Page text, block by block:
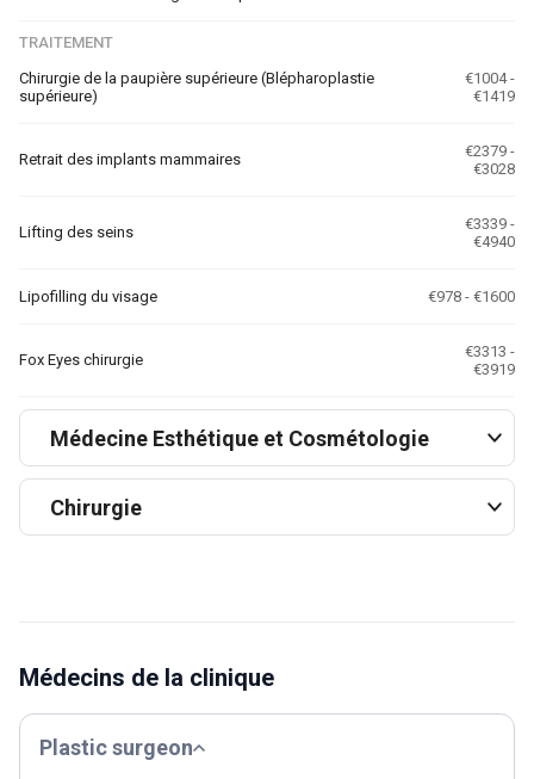
TRAITEMENT
Chirurgie de la paupière supérieure (Blépharoplastie
supérieure)
€1004 -
€1419
Retrait des implants mammaires
€2379 -
€3028
Lifting des seins
€3339 -
€4940
Lipofilling du visage €978 - €1600
Fox Eyes chirurgie
€3313 -
€3919
Médecine Esthétique et Cosmétologie
Chirurgie
Médecins de la clinique
Plastic surgeon